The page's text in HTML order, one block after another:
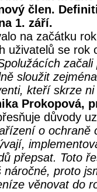
člen.
1. září.
na začátku
uživatelů se rok
sloužit
kteří skrze
Prokopová,
důvody
o ochraně
přepsat. Toto
proto
věnovat do